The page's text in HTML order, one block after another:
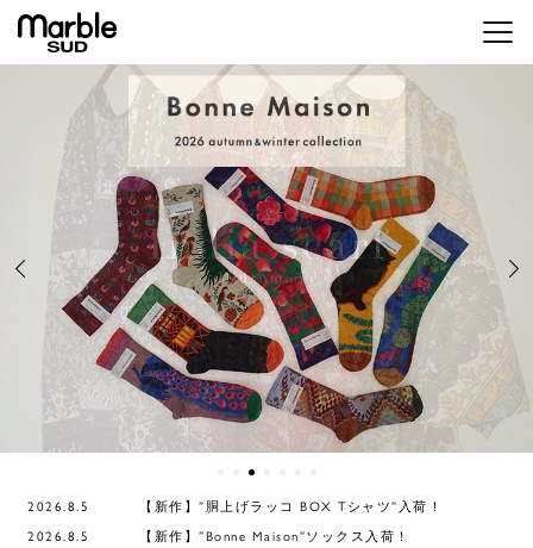
メニ
2026.8.5
【新作】”胴上げラッコ BOX Tシャツ”入荷！
2026.8.5
【新作】”Bonne Maison”ソックス入荷！